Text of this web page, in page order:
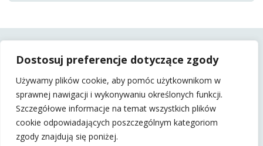
Dostosuj preferencje dotyczące zgody
Używamy plików cookie, aby pomóc użytkownikom w
sprawnej nawigacji i wykonywaniu określonych funkcji.
Szczegółowe informacje na temat wszystkich plików
cookie odpowiadających poszczególnym kategoriom
zgody znajdują się poniżej.